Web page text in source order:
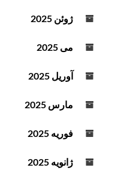
ژوئن 2025
می 2025
آوریل 2025
مارس 2025
فوریه 2025
ژانویه 2025